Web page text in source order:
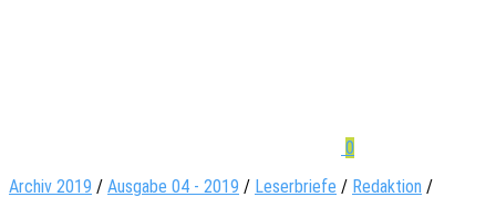
0
Archiv 2019 / Ausgabe 04 - 2019 / Leserbriefe / Redaktion /